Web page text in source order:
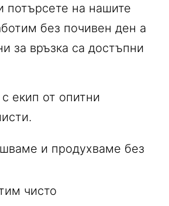
потърсете на нашите
без почивен ден а
за връзка са достъпни
екип от опитни
и продухваме без
чисто